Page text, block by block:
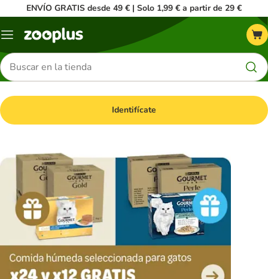
ENVÍO GRATIS desde 49 € | Solo 1,99 € a partir de 29 €
Menú
Buscar
productos
Identifícate